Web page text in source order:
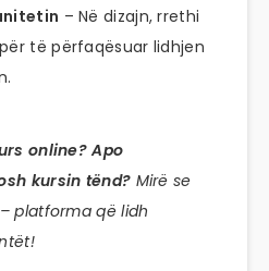
– Në dizajn, rrethi
të përfaqësuar lidhjen
online? Apo
kursin tënd? Mirë se
– platforma që lidh